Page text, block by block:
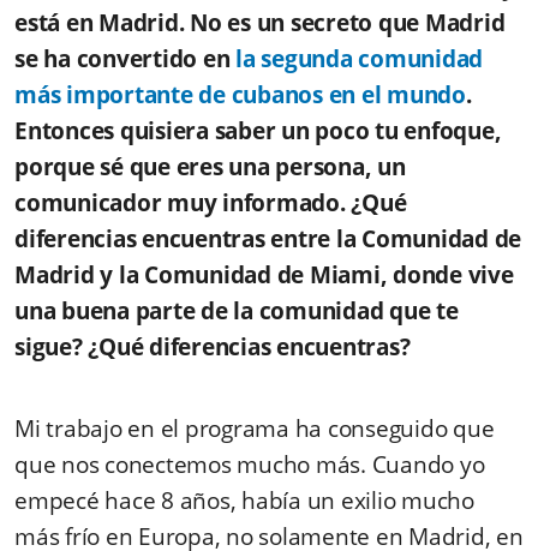
está en Madrid. No es un secreto que Madrid
se ha convertido en la segunda comunidad
más importante de cubanos en el mundo.
Entonces quisiera saber un poco tu enfoque,
porque sé que eres una persona, un
comunicador muy informado. ¿Qué
diferencias encuentras entre la Comunidad de
Madrid y la Comunidad de Miami, donde vive
una buena parte de la comunidad que te
sigue? ¿Qué diferencias encuentras?
Mi trabajo en el programa ha conseguido que
que nos conectemos mucho más. Cuando yo
empecé hace 8 años, había un exilio mucho
más frío en Europa, no solamente en Madrid, en